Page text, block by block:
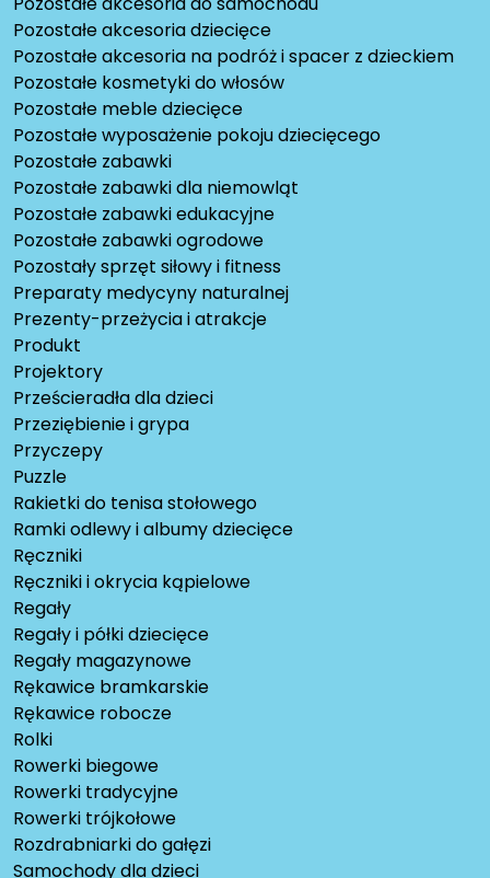
Pozostałe akcesoria dziecięce
Pozostałe akcesoria na podróż i spacer z dzieckiem
Pozostałe kosmetyki do włosów
Pozostałe meble dziecięce
Pozostałe wyposażenie pokoju dziecięcego
Pozostałe zabawki
Pozostałe zabawki dla niemowląt
Pozostałe zabawki edukacyjne
Pozostałe zabawki ogrodowe
Pozostały sprzęt siłowy i fitness
Preparaty medycyny naturalnej
Prezenty-przeżycia i atrakcje
Produkt
Projektory
Prześcieradła dla dzieci
Przeziębienie i grypa
Przyczepy
Puzzle
Rakietki do tenisa stołowego
Ramki odlewy i albumy dziecięce
Ręczniki
Ręczniki i okrycia kąpielowe
Regały
Regały i półki dziecięce
Regały magazynowe
Rękawice bramkarskie
Rękawice robocze
Rolki
Rowerki biegowe
Rowerki tradycyjne
Rowerki trójkołowe
Rozdrabniarki do gałęzi
Samochody dla dzieci